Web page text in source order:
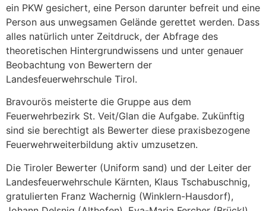
ein PKW gesichert, eine Person darunter befreit und eine
Person aus unwegsamen Gelände gerettet werden. Dass
alles natürlich unter Zeitdruck, der Abfrage des
theoretischen Hintergrundwissens und unter genauer
Beobachtung von Bewertern der
Landesfeuerwehrschule Tirol.
Bravourös meisterte die Gruppe aus dem
Feuerwehrbezirk St. Veit/Glan die Aufgabe. Zukünftig
sind sie berechtigt als Bewerter diese praxisbezogene
Feuerwehrweiterbildung aktiv umzusetzen.
Die Tiroler Bewerter (Uniform sand) und der Leiter der
Landesfeuerwehrschule Kärnten, Klaus Tschabuschnig,
gratulierten Franz Wachernig (Winklern-Hausdorf),